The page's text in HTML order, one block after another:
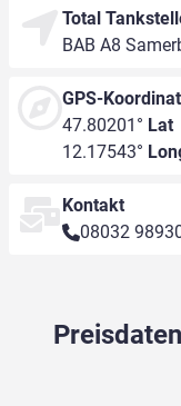
Total
BAB A8
GPS-
47.80201° Lat
12.17543°
Kontakt
08032